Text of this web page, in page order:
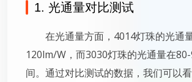
1. 光通量对比测试
在光通量方面，4014灯珠的光通
120lm/W，而3030灯珠的光通量在
间。通过对比测试的数据，我们可以